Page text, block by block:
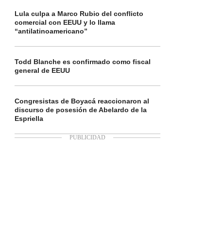
Lula culpa a Marco Rubio del conflicto
comercial con EEUU y lo llama
“antilatinoamericano”
Todd Blanche es confirmado como fiscal
general de EEUU
Congresistas de Boyacá reaccionaron al
discurso de posesión de Abelardo de la
Espriella